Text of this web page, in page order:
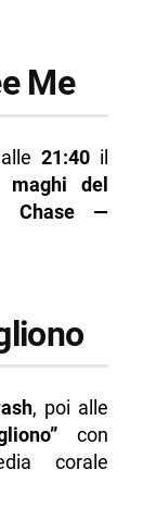
Me
21:40 il
del
Chase —
, poi alle
con
corale